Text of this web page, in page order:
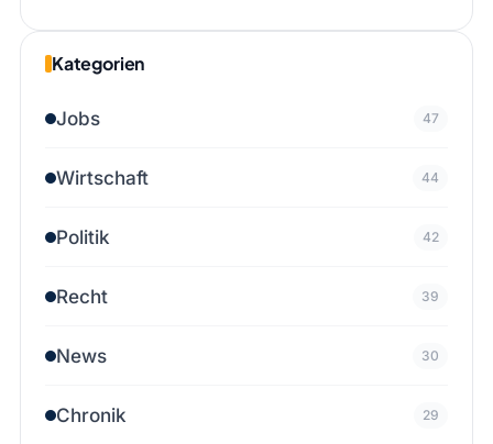
Kategorien
Jobs 47
Wirtschaft 44
Politik 42
Recht 39
News 30
Chronik 29